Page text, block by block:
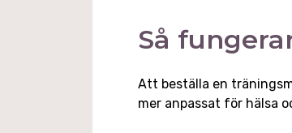
Så
Att beställa en
mer anpassat för hälsa